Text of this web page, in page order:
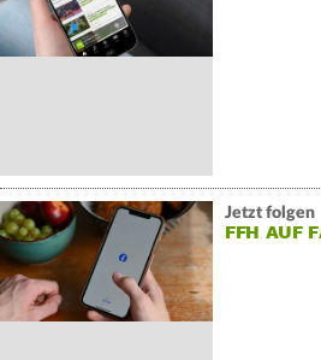
Jetzt folgen
FFH AUF